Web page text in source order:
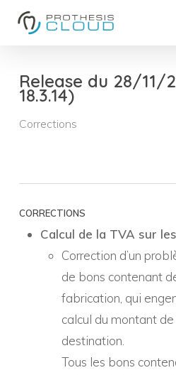
contentRelease du 28/11/
18.3.14)
Corrections
CORRECTIONS
Calcul de la TVA sur
Correction d’un
de bons contenant
fabrication, qui
calcul du montant
destination.
Tous les bons